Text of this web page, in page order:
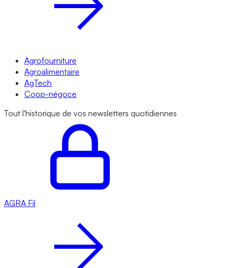
Agrofourniture
Agroalimentaire
AgTech
Coop-négoce
Tout l'historique de vos newsletters quotidiennes
AGRA Fil